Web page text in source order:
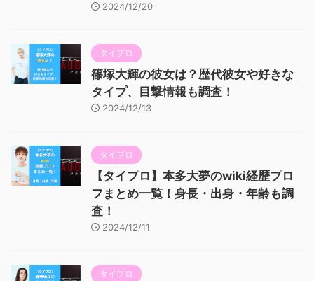
2024/12/20
タイプロ
篠塚大輝の彼女は？歴代彼女や好きな
タイプ、目撃情報も調査！
2024/12/13
タイプロ
【タイプロ】本多大夢のwiki経歴プロ
フまとめ一覧！身長・出身・年齢も調
査！
2024/12/11
タイプロ